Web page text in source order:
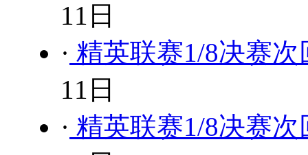
11日
· 精英联赛1/8决赛
11日
· 精英联赛1/8决赛